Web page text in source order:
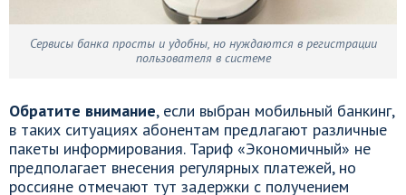
Сервисы банка просты и удобны, но нуждаются в регистрации
пользователя в системе
Обратите внимание, если выбран мобильный банкинг,
в таких ситуациях абонентам предлагают различные
пакеты информирования. Тариф «Экономичный» не
предполагает внесения регулярных платежей, но
россияне отмечают тут задержки с получением